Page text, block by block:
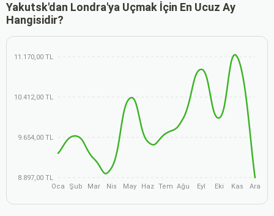
Yakutsk'dan Londra'ya Uçmak İçin En Ucuz Ay
Hangisidir?
11.170,00 TL
10.412,00 TL
9.654,00 TL
8.897,00 TL
Oca
Şub Mar Nis May Haz Tem Ağu Eyl Eki Kas Ara